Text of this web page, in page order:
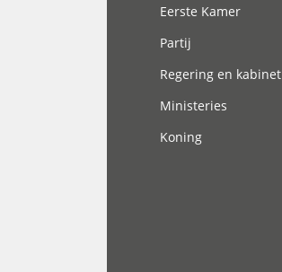
Eerste Kamer
Partij
Regering en kabinet
Ministeries
Koning